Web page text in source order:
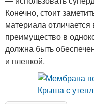
Конечно, стоит
материала
преимущество в
должна быть
и пленкой.